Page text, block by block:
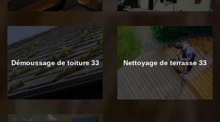
Démoussage de toiture 33 Nettoyage de terrasse 33